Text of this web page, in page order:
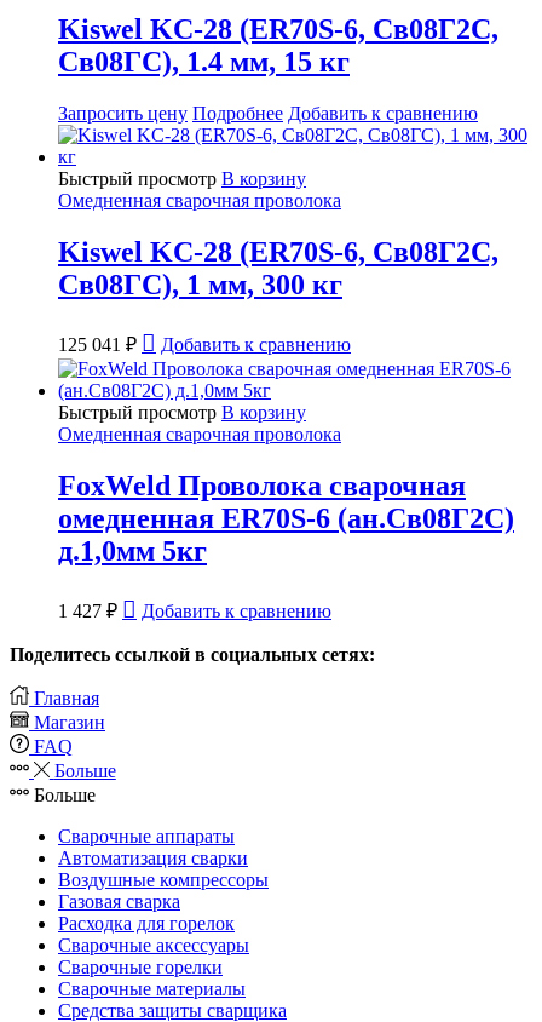
Kiswel KC-28 (ER70S-6, Св08Г2С,
Св08ГС), 1.4 мм, 15 кг
Запросить цену Подробнее Добавить к сравнению
Быстрый просмотр В корзину
Омедненная сварочная проволока
Kiswel KC-28 (ER70S-6, Св08Г2С,
Св08ГС), 1 мм, 300 кг
125 041 ₽ Добавить к сравнению
Быстрый просмотр В корзину
Омедненная сварочная проволока
FoxWeld Проволока сварочная
омедненная ER70S-6 (ан.Св08Г2С)
д.1,0мм 5кг
1 427 ₽ Добавить к сравнению
Поделитесь ссылкой в социальных сетях:
Главная
Магазин
FAQ
Больше
Больше
Сварочные аппараты
Автоматизация сварки
Воздушные компрессоры
Газовая сварка
Расходка для горелок
Сварочные аксессуары
Сварочные горелки
Сварочные материалы
Средства защиты сварщика